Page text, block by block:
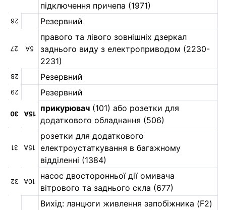
підключення причепа (1971)
26 Резервний
27 5А
правого та лівого зовнішніх дзеркал
заднього виду з електроприводом (2230-
2231)
28 Резервний
29 Резервний
30 15А
прикурювач (101) або розетки для
додаткового обладнання (506)
31 15А
розетки для додаткового
електроустаткування в багажному
відділенні (1384)
32 10А
насос двосторонньої дії омивача
вітрового та заднього скла (677)
Вихід: ланцюги живлення запобіжника (F2)